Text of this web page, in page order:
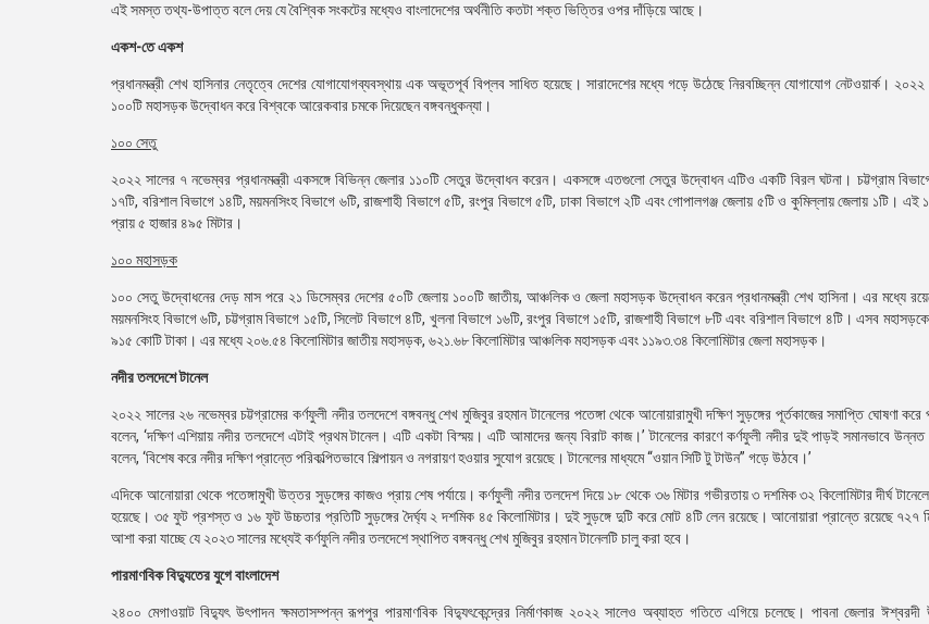
এই সমস্ত তথ্য-উপাত্ত বলে দেয় যে বৈশ্বিক সংকটের মধ্যেও বাংলাদেশের অর্থনীতি কতটা শক্ত ভিত্তির ওপর দাঁড়িয়ে আছে।
একশ-তে একশ
প্রধানমন্ত্রী শেখ হাসিনার নেতৃত্বে দেশের যোগাযোগব্যবস্থায় এক অভূতপূর্ব বিপ্লব সাধিত হয়েছে। সারাদেশের মধ্যে গড়ে উঠেছে নিরবচ্ছিন্ন যোগাযোগ নেটওয়ার্ক।
১০০টি মহাসড়ক উদ্বোধন করে বিশ্বকে আরেকবার চমকে দিয়েছেন বঙ্গবন্ধুকন্যা।
১০০ সেতু
২০২২ সালের ৭ নভেম্বর প্রধানমন্ত্রী একসঙ্গে বিভিন্ন জেলার ১১০টি সেতুর উদ্বোধন করেন। একসঙ্গে এতগুলো সেতুর উদ্বোধন এটিও একটি বিরল ঘটনা। চট্টগ্রাম
১৭টি, বরিশাল বিভাগে ১৪টি, ময়মনসিংহ বিভাগে ৬টি, রাজশাহী বিভাগে ৫টি, রংপুর বিভাগে ৫টি, ঢাকা বিভাগে ২টি এবং গোপালগঞ্জ জেলায় ৫টি ও কুমিল্লায় জেলায় ১টি। এই
প্রায় ৫ হাজার ৪৯৫ মিটার।
১০০ মহাসড়ক
১০০ সেতু উদ্বোধনের দেড় মাস পরে ২১ ডিসেম্বর দেশের ৫০টি জেলায় ১০০টি জাতীয়, আঞ্চলিক ও জেলা মহাসড়ক উদ্বোধন করেন প্রধানমন্ত্রী শেখ হাসিনা। এর মধ্যে
ময়মনসিংহ বিভাগে ৬টি, চট্টগ্রাম বিভাগে ১৫টি, সিলেট বিভাগে ৪টি, খুলনা বিভাগে ১৬টি, রংপুর বিভাগে ১৫টি, রাজশাহী বিভাগে ৮টি এবং বরিশাল বিভাগে ৪টি। এসব
৯১৫ কোটি টাকা। এর মধ্যে ২০৬.৫৪ কিলোমিটার জাতীয় মহাসড়ক, ৬২১.৬৮ কিলোমিটার আঞ্চলিক মহাসড়ক এবং ১১৯৩.৩৪ কিলোমিটার জেলা মহাসড়ক।
নদীর তলদেশে টানেল
২০২২ সালের ২৬ নভেম্বর চট্টগ্রামের কর্ণফুলী নদীর তলদেশে বঙ্গবন্ধু শেখ মুজিবুর রহমান টানেলের পতেঙ্গা থেকে আনোয়ারামুখী দক্ষিণ সুড়ঙ্গের পূর্তকাজের সমাপ্তি ঘোষণা করে
বলেন, ‘দক্ষিণ এশিয়ায় নদীর তলদেশে এটাই প্রথম টানেল। এটি একটা বিস্ময়। এটি আমাদের জন্য বিরাট কাজ।’ টানেলের কারণে কর্ণফুলী নদীর দুই পাড়ই সমানভাবে
বলেন, ‘বিশেষ করে নদীর দক্ষিণ প্রান্তে পরিকল্পিতভাবে শিল্পায়ন ও নগরায়ণ হওয়ার সুযোগ রয়েছে। টানেলের মাধ্যমে “ওয়ান সিটি টু টাউন” গড়ে উঠবে।’
এদিকে আনোয়ারা থেকে পতেঙ্গামুখী উত্তর সুড়ঙ্গের কাজও প্রায় শেষ পর্যায়ে। কর্ণফুলী নদীর তলদেশ দিয়ে ১৮ থেকে ৩৬ মিটার গভীরতায় ৩ দশমিক ৩২ কিলোমিটার দীর্ঘ
হয়েছে। ৩৫ ফুট প্রশস্ত ও ১৬ ফুট উচ্চতার প্রতিটি সুড়ঙ্গের দৈর্ঘ্য ২ দশমিক ৪৫ কিলোমিটার। দুই সুড়ঙ্গে দুটি করে মোট ৪টি লেন রয়েছে। আনোয়ারা প্রান্তে রয়েছে ৭২৭
আশা করা যাচ্ছে যে ২০২৩ সালের মধ্যেই কর্ণফুলি নদীর তলদেশে স্থাপিত বঙ্গবন্ধু শেখ মুজিবুর রহমান টানেলটি চালু করা হবে।
পারমাণবিক বিদ্যুতের যুগে বাংলাদেশ
২৪০০ মেগাওয়াট বিদ্যুৎ উৎপাদন ক্ষমতাসম্পন্ন রূপপুর পারমাণবিক বিদ্যুৎকেন্দ্রের নির্মাণকাজ ২০২২ সালেও অব্যাহত গতিতে এগিয়ে চলেছে। পাবনা জেলার